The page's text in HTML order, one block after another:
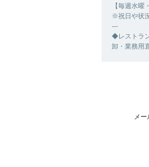
【毎週水曜
※祝日や状
---
◆レストラ
卸・業務用
メー